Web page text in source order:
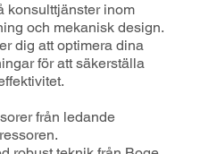
konsulttjänster inom
och mekanisk design.
dig att optimera dina
för att säkerställa
från ledande